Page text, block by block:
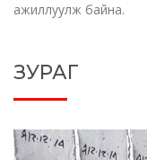
ажиллуулж байна.
ЗУРАГ